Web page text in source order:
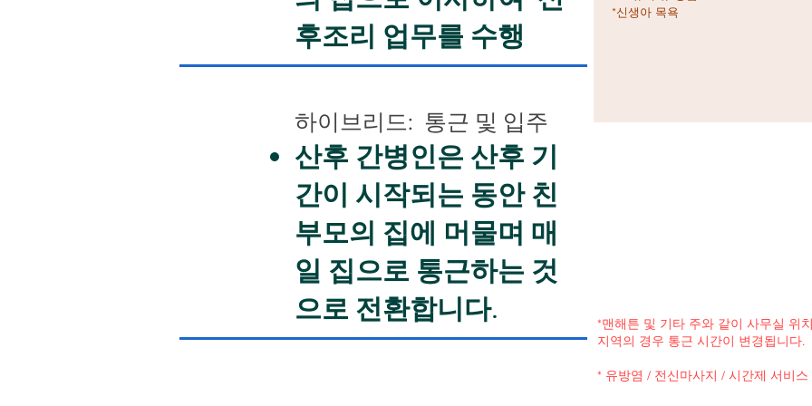
후조리 업무를 수행
하이브리드: 통근 및 입주
산후 간병인은 산후 기
간이 시작되는 동안 친
부모의 집에 머물며 매
일 집으로 통근하는 것
으로 전환합니다.
*신생아 목욕
*맨해튼 및 기타 주와 같이 사무실 위
지역의 경우 통근 시간이 변경됩니다.
* 유방염 / 전신마사지 / 시간제 서비스